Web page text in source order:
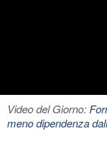
Video del Giorno:
meno dipendenza